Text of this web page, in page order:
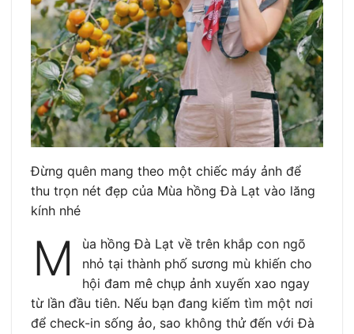
Đừng quên mang theo một chiếc máy ảnh để
thu trọn nét đẹp của Mùa hồng Đà Lạt vào lăng
kính nhé
M
ùa hồng Đà Lạt về trên khắp con ngõ
nhỏ tại thành phố sương mù khiến cho
hội đam mê chụp ảnh xuyến xao ngay
từ lần đầu tiên. Nếu bạn đang kiếm tìm một nơi
để check-in sống ảo, sao không thử đến với Đà